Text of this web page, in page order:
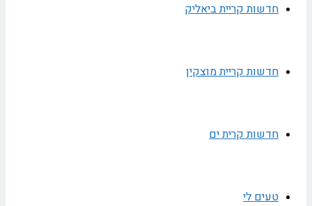
חדשות קריית ביאליק
חדשות קריית מוצקין
חדשות קרית ים
טעים לי